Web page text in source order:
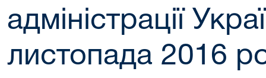
адміністрації
листопада 2016